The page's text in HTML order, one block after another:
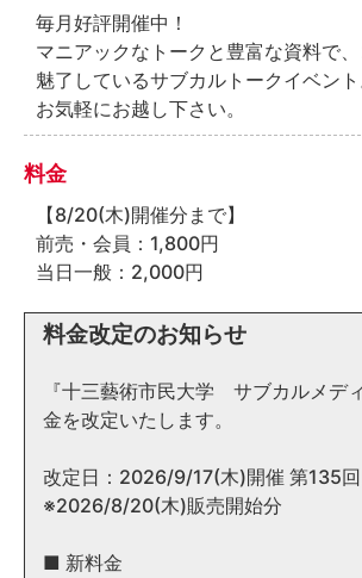
毎月好評開催中！
マニアックなトークと豊富な資料で
魅了しているサブカルトークイベン
お気軽にお越し下さい。
料金
【8/20(木)開催分まで】
前売・会員：1,800円
当日一般：2,000円
料金改定のお知らせ
『十三藝術市民大学 サブカルメデ
金を改定いたします。
改定日：2026/9/17(木)開催 第135回
※2026/8/20(木)販売開始分
■ 新料金